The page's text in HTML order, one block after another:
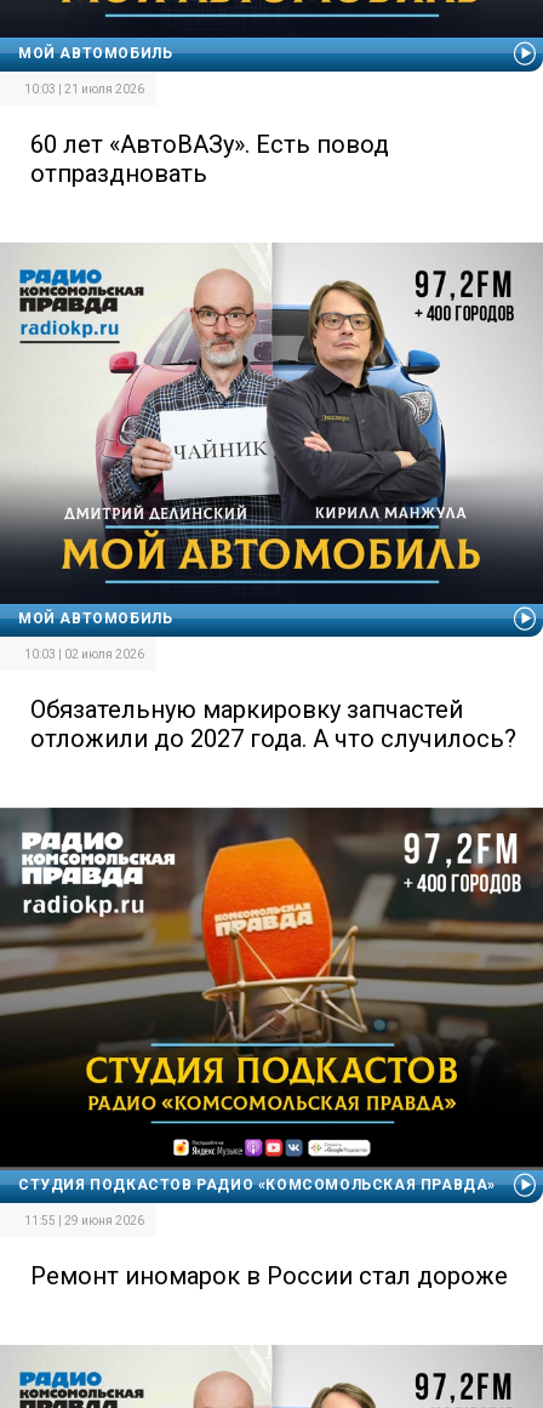
МОЙ АВТОМОБИЛЬ
10:03 | 21 июля 2026
60 лет «АвтоВАЗу». Есть повод
отпраздновать
МОЙ АВТОМОБИЛЬ
10:03 | 02 июля 2026
Обязательную маркировку запчастей
отложили до 2027 года. А что случилось?
СТУДИЯ ПОДКАСТОВ РАДИО «КОМСОМОЛЬСКАЯ ПРАВДА»
11:55 | 29 июня 2026
Ремонт иномарок в России стал дороже